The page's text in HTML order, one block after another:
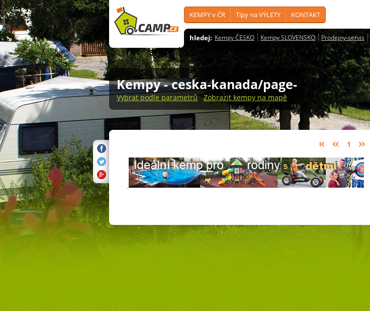
KEMPY v ČR Tipy na VÝLETY KONTAKT
hledej: Kempy ČESKO Kempy SLOVENSKO Prodejny-servis
Kempy - ceska-kanada/page-
Vybrat podle parametrů Zobrazit kempy na mapě
1